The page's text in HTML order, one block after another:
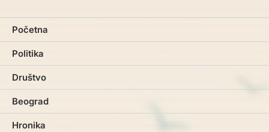
Početna
Politika
Društvo
Beograd
Hronika